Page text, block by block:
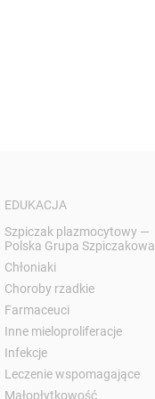
EDUKACJA
Szpiczak plazmocytowy —
Polska Grupa Szpiczakowa
Chłoniaki
Choroby rzadkie
Farmaceuci
Inne mieloproliferacje
Infekcje
Leczenie wspomagające
Małopłytkowość